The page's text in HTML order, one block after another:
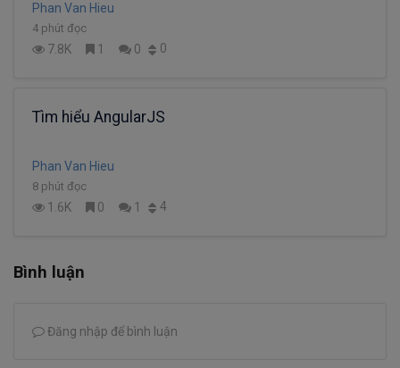
Phan Van Hieu
4 phút đọc
7.8K 1 0 0
Tìm hiểu AngularJS
Phan Van Hieu
8 phút đọc
1.6K 0 1 4
Bình luận
Đăng nhập để bình luận